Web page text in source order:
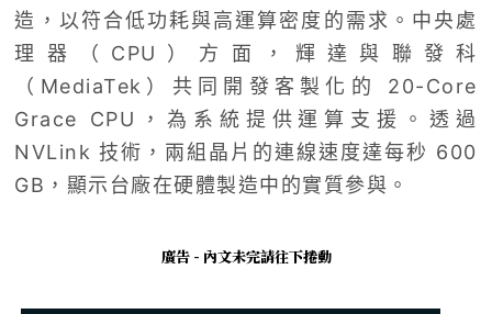
造，以符合低功耗與高運算密度的需求。中央處
理器（CPU）方面，輝達與聯發科
（MediaTek）共同開發客製化的 20-Core
Grace CPU，為系統提供運算支援。透過
NVLink 技術，兩組晶片的連線速度達每秒 600
GB，顯示台廠在硬體製造中的實質參與。
廣告 - 內文未完請往下捲動